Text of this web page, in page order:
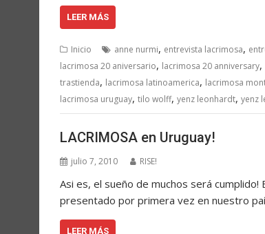
LEER MÁS
Inicio anne nurmi, entrevista lacrimosa,
lacrimosa 20 aniversario, lacrimosa 20 anniversary,
trastienda, lacrimosa latinoamerica, lacrimosa
lacrimosa uruguay, tilo wolff, yenz leonhardt, yenz
LACRIMOSA en Uruguay!
julio 7, 2010 RISE!
Asi es, el sueño de muchos será
presentado por primera vez en nuestro
LEER MÁS